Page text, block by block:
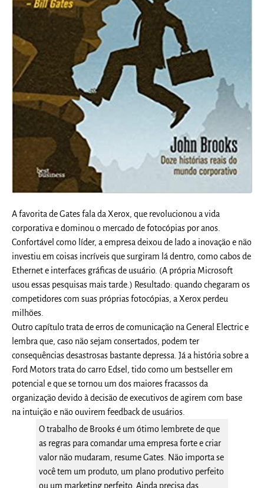
A favorita de Gates fala da Xerox, que revolucionou a vida
corporativa e dominou o mercado de fotocópias por anos.
Confortável como líder, a empresa deixou de lado a inovação e não
investiu em coisas incríveis que surgiram lá dentro, como cabos de
Ethernet e interfaces gráficas de usuário. (A própria Microsoft
usou essas pesquisas mais tarde.) Resultado: quando chegaram os
competidores com suas próprias fotocópias, a Xerox perdeu
milhões.
Outro capítulo trata de erros de comunicação na General Electric e
lembra que, caso não sejam consertados, podem ter
consequências desastrosas bastante depressa. Já a história sobre a
Ford Motors trata do carro Edsel, tido como um bestseller em
potencial e que se tornou um dos maiores fracassos da
organização devido à decisão de executivos de agirem com base
na intuição e não ouvirem feedback de usuários.
O trabalho de Brooks é um ótimo lembrete de que
as regras para comandar uma empresa forte e criar
valor não mudaram, resume Gates. Não importa se
você tem um produto, um plano produtivo perfeito
ou um marketing perfeito. Ainda precisa das